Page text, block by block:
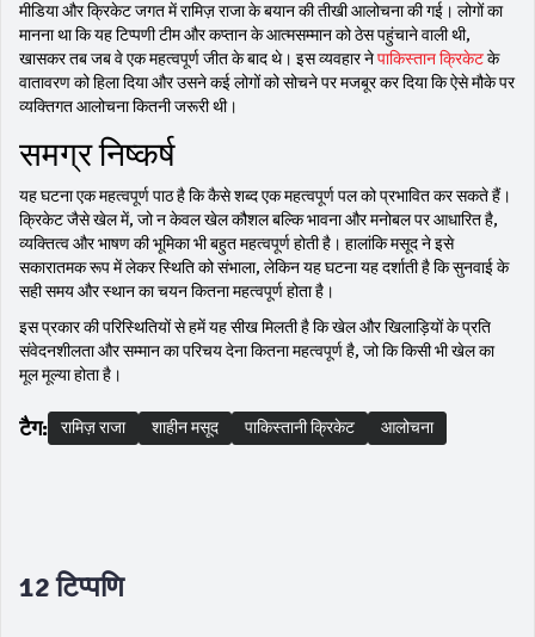
मीडिया और क्रिकेट जगत में रामिज़ राजा के बयान की तीखी आलोचना की गई। लोगों का
मानना था कि यह टिप्पणी टीम और कप्तान के आत्मसम्मान को ठेस पहुंचाने वाली थी,
खासकर तब जब वे एक महत्वपूर्ण जीत के बाद थे। इस व्यवहार नेपाकिस्तान क्रिकेटके
वातावरण को हिला दिया और उसने कई लोगों को सोचने पर मजबूर कर दिया कि ऐसे मौके पर
व्यक्तिगत आलोचना कितनी जरूरी थी।
समग्र निष्कर्ष
यह घटना एक महत्वपूर्ण पाठ है कि कैसे शब्द एक महत्वपूर्ण पल को प्रभावित कर सकते हैं।
क्रिकेट जैसे खेल में, जो न केवल खेल कौशल बल्कि भावना और मनोबल पर आधारित है,
व्यक्तित्व और भाषण की भूमिका भी बहुत महत्वपूर्ण होती है। हालांकि मसूद ने इसे
सकारातमक रूप में लेकर स्थिति को संभाला, लेकिन यह घटना यह दर्शाती है कि सुनवाई के
सही समय और स्थान का चयन कितना महत्वपूर्ण होता है।
इस प्रकार की परिस्थितियों से हमें यह सीख मिलती है कि खेल और खिलाड़ियों के प्रति
संवेदनशीलता और सम्मान का परिचय देना कितना महत्वपूर्ण है, जो कि किसी भी खेल का
मूल मूल्या होता है।
टैग: रामिज़ राजा शाहीन मसूद पाकिस्तानी क्रिकेट आलोचना
12 टिप्पणि